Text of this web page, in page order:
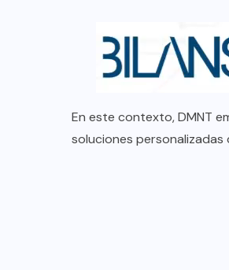
En este contexto, DMNT
soluciones